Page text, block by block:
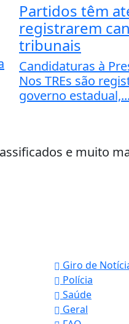
Partidos têm
registrarem
tribunais
Candidaturas à
Nos TREs são
governo estadual,...
e muito
Giro de
Polícia
Saúde
Geral